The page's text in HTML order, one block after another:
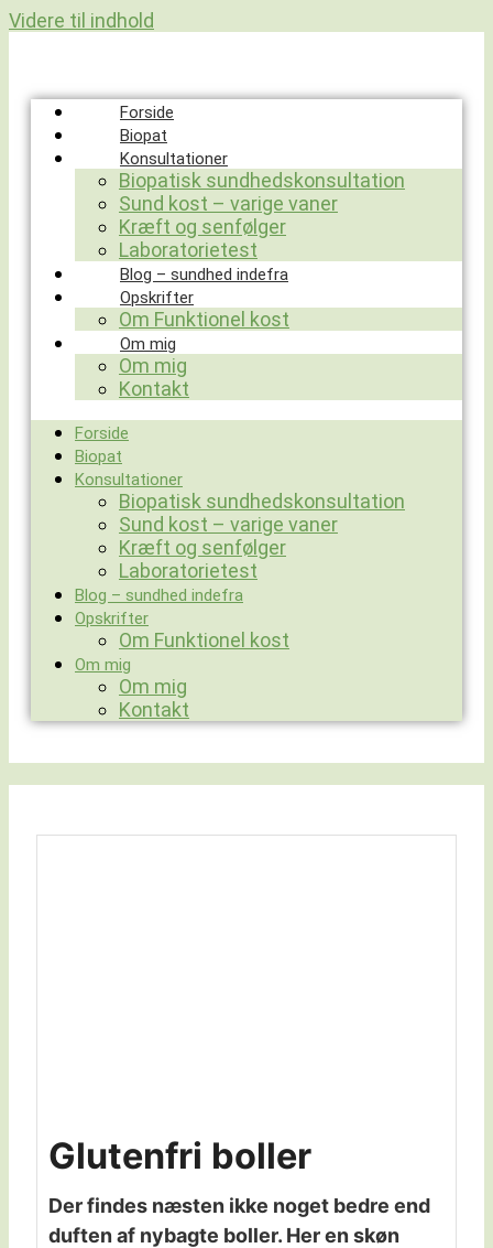
Videre til indhold
Forside
Biopat
Konsultationer
Biopatisk sundhedskonsultation
Sund kost – varige vaner
Kræft og senfølger
Laboratorietest
Blog – sundhed indefra
Opskrifter
Om Funktionel kost
Om mig
Om mig
Kontakt
Forside
Biopat
Konsultationer
Biopatisk sundhedskonsultation
Sund kost – varige vaner
Kræft og senfølger
Laboratorietest
Blog – sundhed indefra
Opskrifter
Om Funktionel kost
Om mig
Om mig
Kontakt
Glutenfri boller
Der findes næsten ikke noget bedre end
duften af nybagte boller. Her en skøn